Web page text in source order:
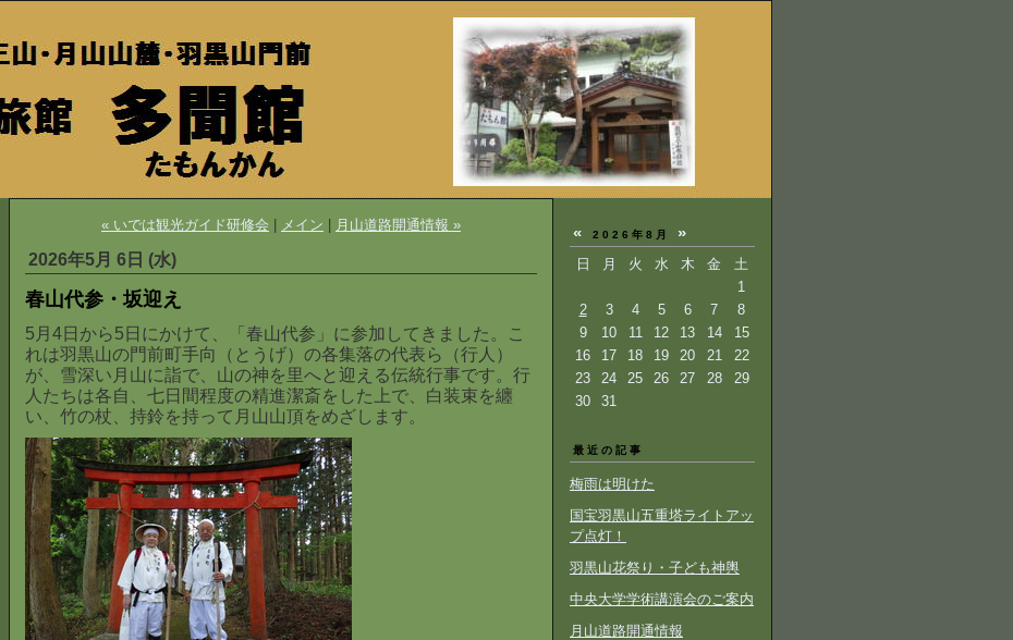
« いでは観光ガイド研修会 メイン 月山道路開通情報 »
2026年5月 6日 (水)
春山代参・坂迎え
5月4日から5日にかけて、「春山代参」に参加してきました。こ
れは羽黒山の門前町手向（とうげ）の各集落の代表ら（行人）
が、雪深い月山に詣で、山の神を里へと迎える伝統行事です。行
人たちは各自、七日間程度の精進潔斎をした上で、白装束を纏
い、竹の杖、持鈴を持って月山山頂をめざします。
« 2026年8月 »
日 月 火 水 木 金
土
1
2
3 4 5 6 7
8
9
10 11 12 13 14
15
16
17 18 19 20 21
22
23
24 25 26 27 28
29
30
31
最近の記事
梅雨は明けた
国宝羽黒山五重塔ライトアッ
プ点灯！
羽黒山花祭り・子ども神輿
中央大学学術講演会のご案内
月山道路開通情報